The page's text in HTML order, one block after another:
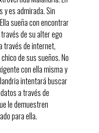
y es admirada. Sin
sueña con encontrar
de su alter ego
través de internet,
de sus sueños. No
con ella misma y
intentará buscar
a través de
le demuestren
para ella.